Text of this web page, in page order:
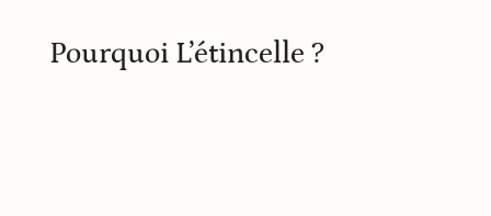
Pourquoi L’étincelle ?